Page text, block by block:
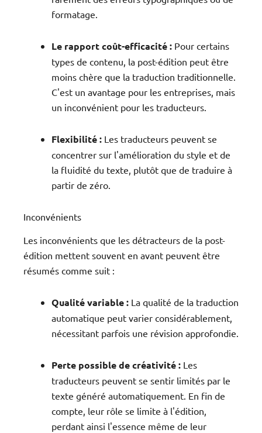
formatage.
Le rapport coût-efficacité : Pour certains
types de contenu, la post-édition peut être
moins chère que la traduction traditionnelle.
C'est un avantage pour les entreprises, mais
un inconvénient pour les traducteurs.
Flexibilité : Les traducteurs peuvent se
concentrer sur l'amélioration du style et de
la fluidité du texte, plutôt que de traduire à
partir de zéro.
Inconvénients
Les inconvénients que les détracteurs de la post-
édition mettent souvent en avant peuvent être
résumés comme suit :
Qualité variable : La qualité de la traduction
automatique peut varier considérablement,
nécessitant parfois une révision approfondie.
Perte possible de créativité : Les
traducteurs peuvent se sentir limités par le
texte généré automatiquement. En fin de
compte, leur rôle se limite à l'édition,
perdant ainsi l'essence même de leur